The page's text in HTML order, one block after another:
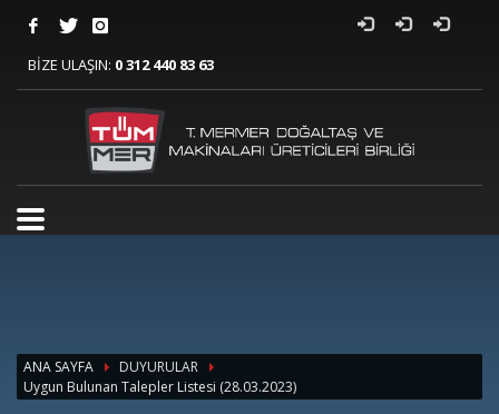
BİZE ULAŞIN: 0 312 440 83 63
ANA SAYFA
DUYURULAR
Uygun Bulunan Talepler Listesi (28.03.2023)